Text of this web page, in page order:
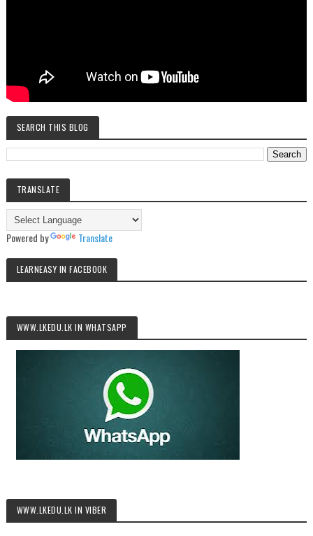
SEARCH THIS BLOG
TRANSLATE
Powered by Translate
LEARNEASY IN FACEBOOK
WWW.LKEDU.LK IN WHATSAPP
WWW.LKEDU.LK IN VIBER